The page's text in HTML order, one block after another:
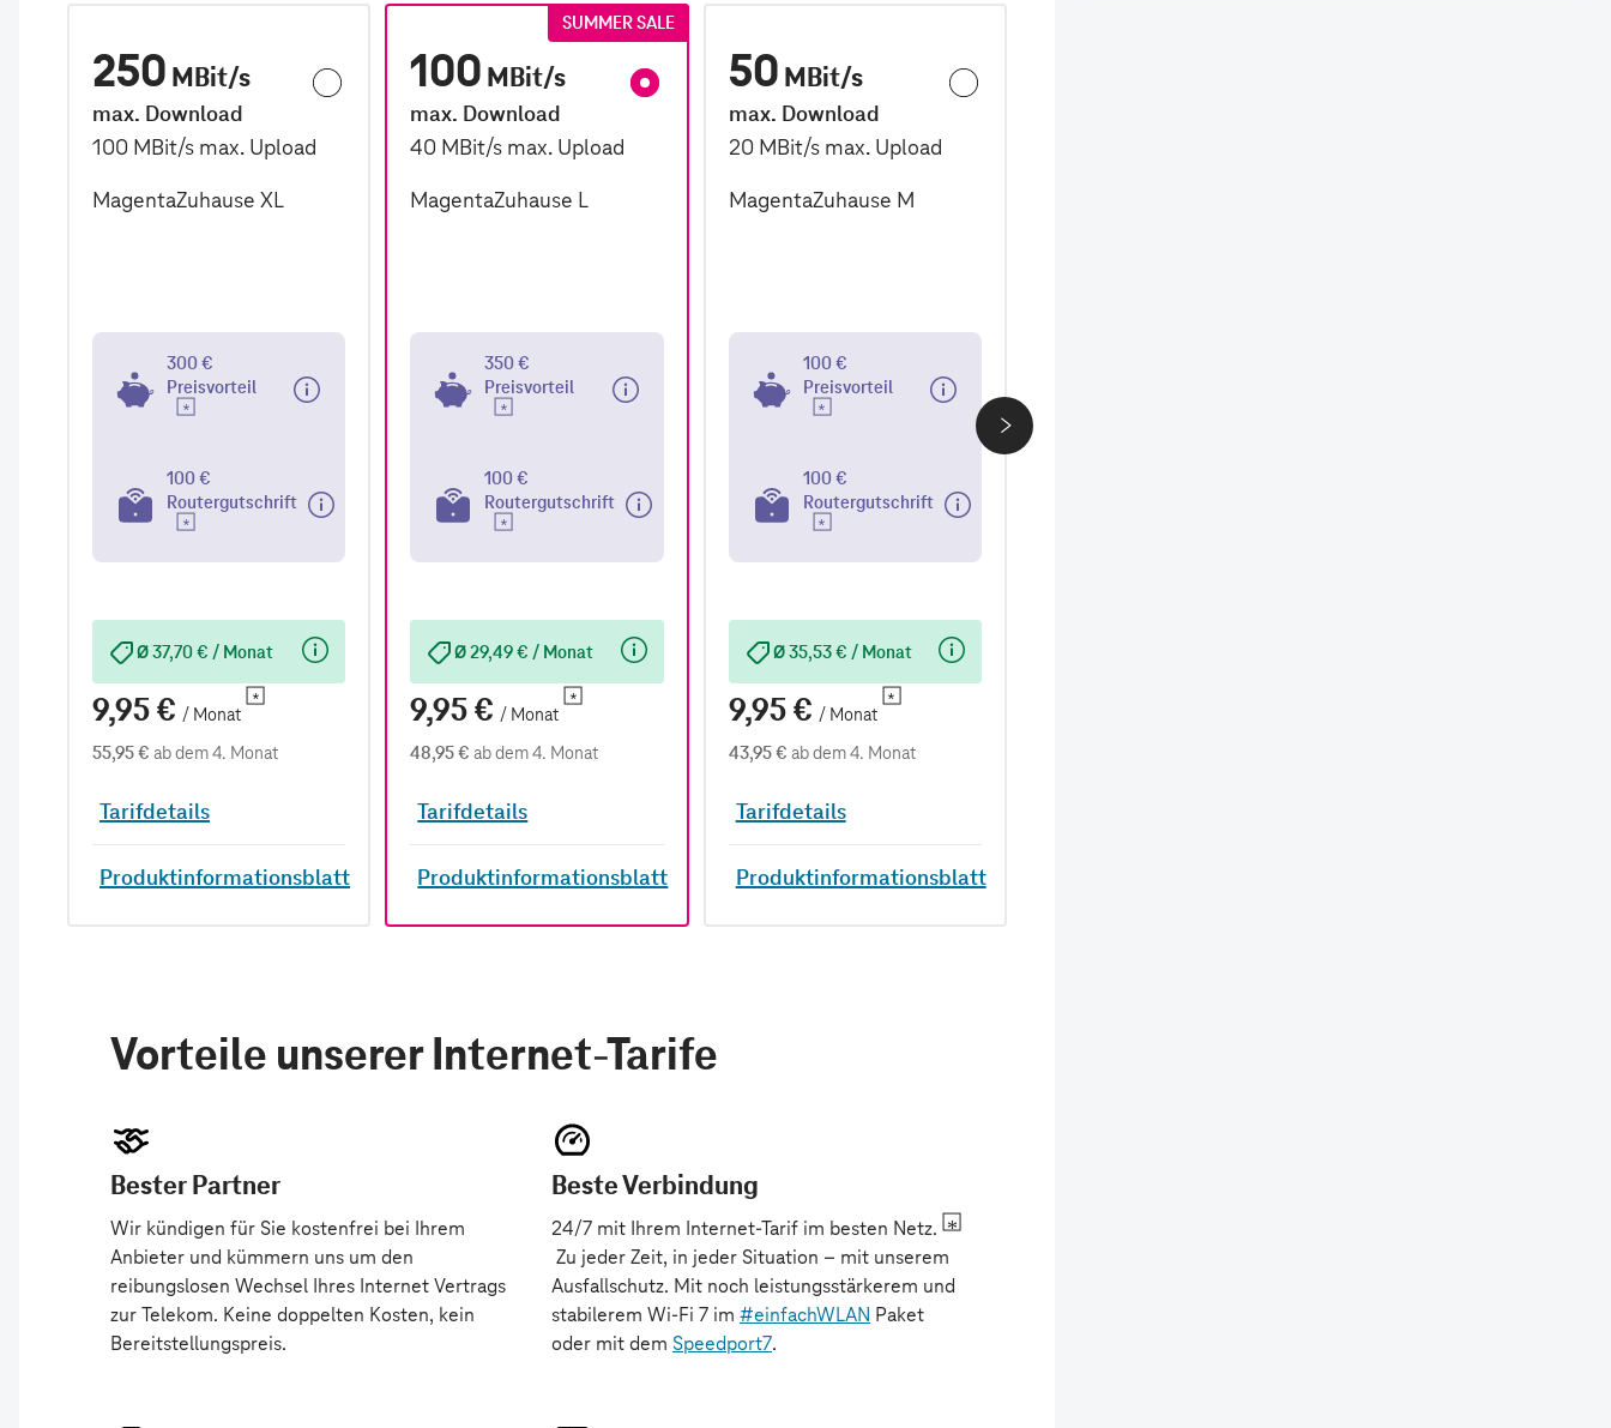
250 MBit/s
max. Download
100 MBit/s max. Upload
MagentaZuhause XL
300 €
Preisvorteil
100 €
Routergutschrift
9,95 € / Monat
Ø 37,70 € / Monat
55,95 € ab dem 4. Monat
Tarifdetails
Produktinformationsblatt
100 MBit/s
max. Download
40 MBit/s max. Upload
SUMMER SALE
MagentaZuhause L
350 €
Preisvorteil
100 €
Routergutschrift
9,95 € / Monat
Ø 29,49 € / Monat
48,95 € ab dem 4. Monat
Tarifdetails
Produktinformationsblatt
50 MBit/s
max. Download
20 MBit/s max. Upload
MagentaZuhause M
100 €
Preisvorteil
100 €
Routergutschrift
9,95 € / Monat
Ø 35,53 € / Monat
43,95 € ab dem 4. Monat
Tarifdetails
Produktinformationsblatt